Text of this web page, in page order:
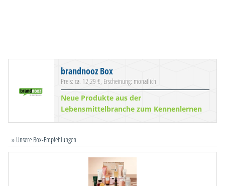
brandnooz Box
Preis: ca. 12,29 €, Erscheinung: monatlich
Neue Produkte aus der
Lebensmittelbranche zum Kennenlernen
» Unsere Box-Empfehlungen